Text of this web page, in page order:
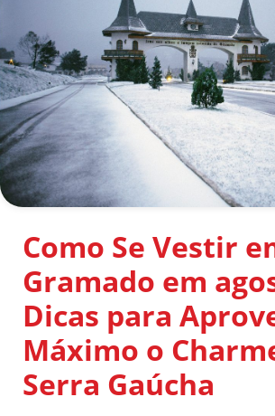
Como Se Vestir
Gramado em
Dicas para
Máximo o
Serra Gaúcha